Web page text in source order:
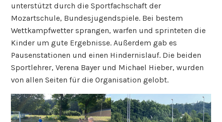
unterstützt durch die Sportfachschaft der
Mozartschule, Bundesjugendspiele. Bei bestem
Wettkampfwetter sprangen, warfen und sprinteten die
Kinder um gute Ergebnisse. Außerdem gab es
Pausenstationen und einen Hindernislauf. Die beiden
Sportlehrer, Verena Bayer und Michael Hieber, wurden
von allen Seiten für die Organisation gelobt.